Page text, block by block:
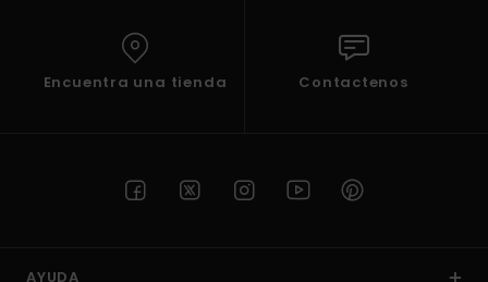
Encuentra una tienda Contactenos
AYUDA